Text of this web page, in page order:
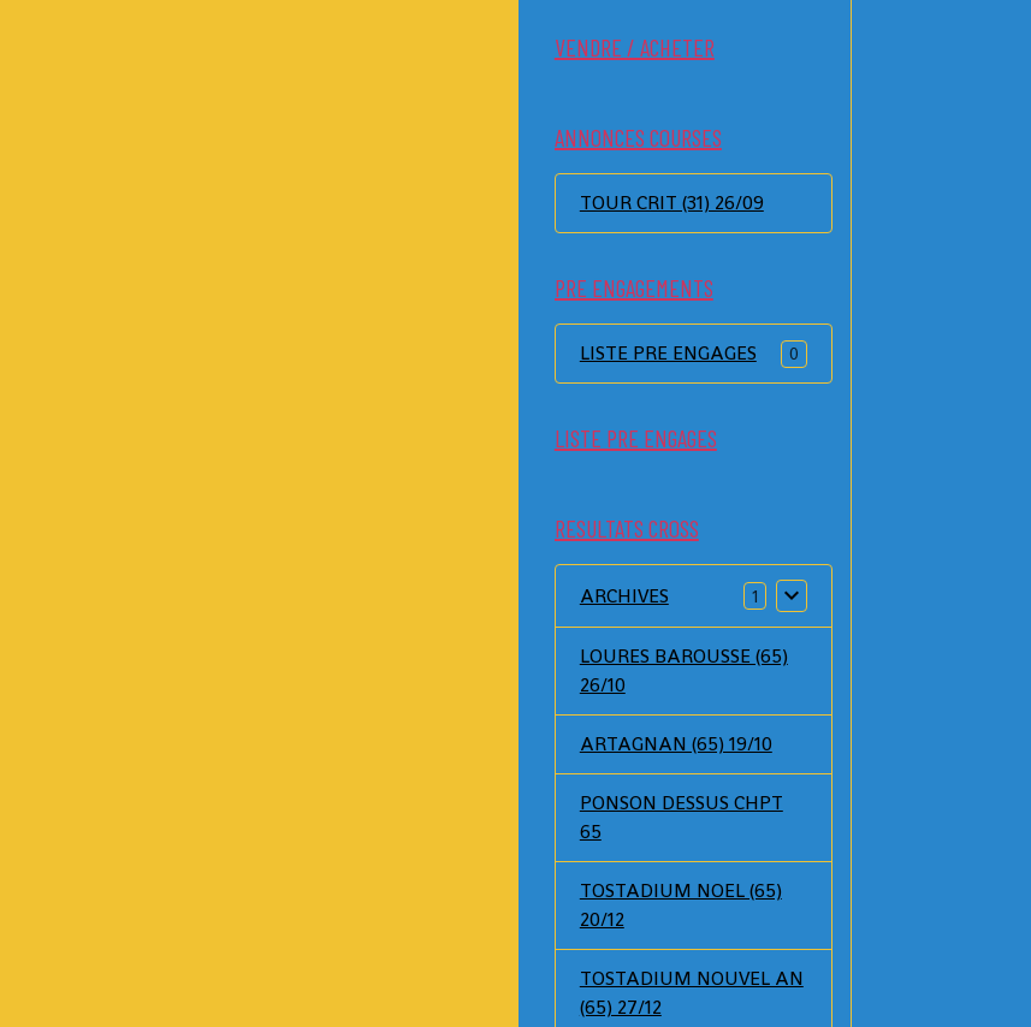
VENDRE / ACHETER
ANNONCES COURSES
TOUR CRIT (31) 26/09
PRE ENGAGEMENTS
LISTE PRE ENGAGES 0
LISTE PRE ENGAGES
RESULTATS CROSS
ARCHIVES 1
LOURES BAROUSSE (65)
26/10
ARTAGNAN (65) 19/10
PONSON DESSUS CHPT
65
TOSTADIUM NOEL (65)
20/12
TOSTADIUM NOUVEL AN
(65) 27/12